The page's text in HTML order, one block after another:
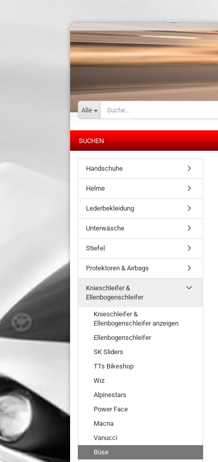
Alle
SUCHEN
Handschuhe
Helme
Lederbekleidung
Unterwäsche
Stiefel
Protektoren & Airbags
Knieschleifer &
Ellenbogenschleifer
Knieschleifer &
Ellenbogenschleifer anzeigen
Ellenbogenschleifer
SK Sliders
TTs Bikeshop
Wiz
Alpinestars
Power Face
Macna
Vanucci
Büse